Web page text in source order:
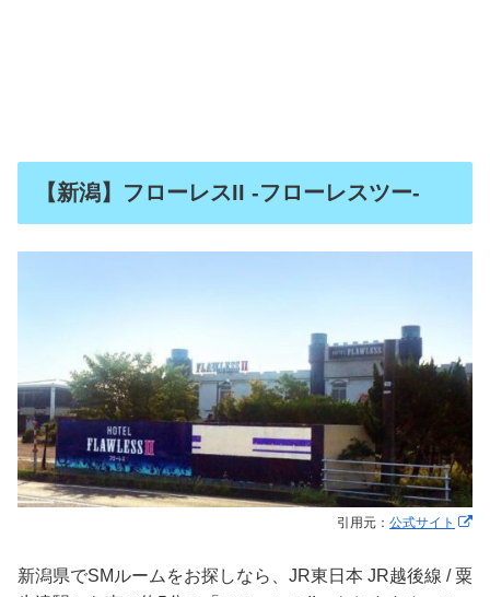
【新潟】フローレスII -フローレスツー-
引用元： 公式サイト
新潟県でSMルームをお探しなら、JR東日本 JR越後線 / 粟